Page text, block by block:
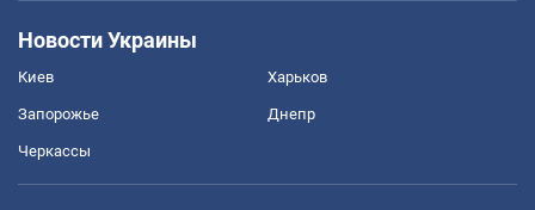
Новости Украины
Киев Харьков
Запорожье Днепр
Черкассы